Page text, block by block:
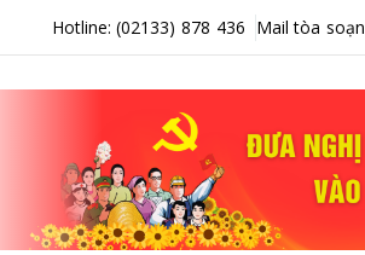
Hotline: (02133) 878 436 Mail tòa soạn